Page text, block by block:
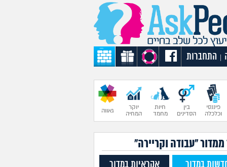
התחברות
פיננסי
וכלכלה
בין
הסדינים
חיות
מחמד
יוקר
המחיה
גאווה
ממדור "עבודה וקריירה"
במדור אקראיות במדור